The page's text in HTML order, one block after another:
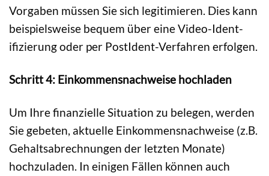
Vorgaben müssen Sie sich legitimieren. Dies kann
beispielsweise bequem über eine Video-Ident-
ifizierung oder per PostIdent-Verfahren erfolgen.
Schritt 4: Einkommensnachweise hochladen
Um Ihre finanzielle Situation zu belegen, werden
Sie gebeten, aktuelle Einkommensnachweise (z.B.
Gehaltsabrechnungen der letzten Monate)
hochzuladen. In einigen Fällen können auch